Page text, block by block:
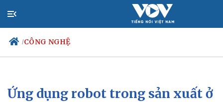
/CÔNG NGHỆ
Chính trị
Xã hội
Ứng dụng robot trong sản xuất ở